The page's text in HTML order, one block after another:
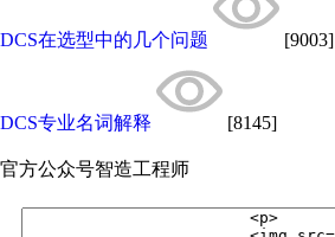
DCS在选型中的几个问题 [9003]
DCS专业名词解释 [8145]
官方公众号智造工程师